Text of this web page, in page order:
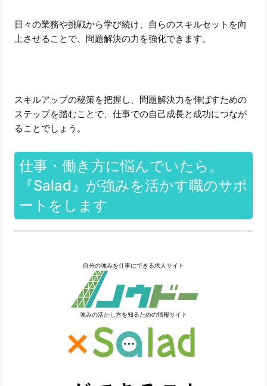
日々の業務や挑戦から学び続け、自らのスキルセットを向
上させることで、問題解決の力を強化できます。
スキルアップの秘策を把握し、問題解決力を伸ばすための
ステップを踏むことで、仕事での自己成長と成功につなが
ることでしょう。
仕事・働き方に悩んでいたら。
『Salad』が強みを活かす職のサポ
ートをします
自分の強みを仕事にできる求人サイト
強みの活かし方を知るための情報サイト